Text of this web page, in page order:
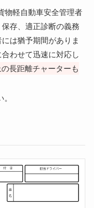
物軽自動車安全管理者
存、適正診断の義務
は猶予期間がありま
わせて迅速に対応し
長距離チャーターも